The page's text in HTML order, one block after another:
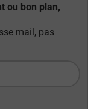
ou bon plan,
mail, pas